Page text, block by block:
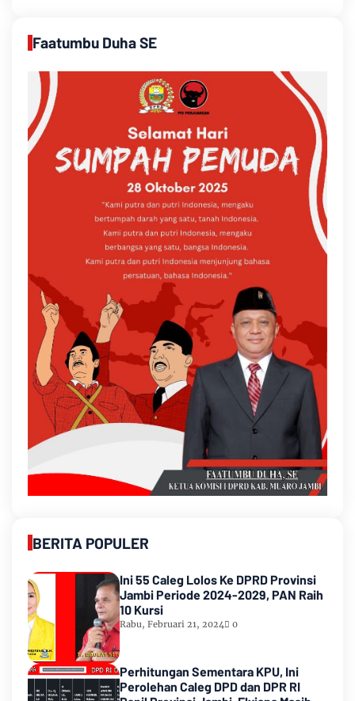
Faatumbu Duha SE
BERITA POPULER
Ini 55 Caleg Lolos Ke DPRD Provinsi
Jambi Periode 2024-2029, PAN Raih
10 Kursi
Rabu, Februari 21, 2024 0
Perhitungan Sementara KPU, Ini
Perolehan Caleg DPD dan DPR RI